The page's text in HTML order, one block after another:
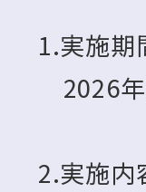
1.実施期
2026
2.実施内